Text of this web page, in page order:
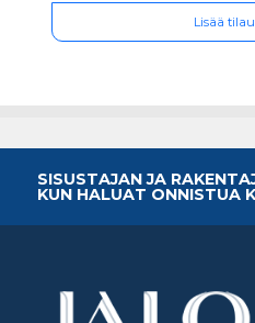
Lisää
SISUSTAJAN JA
KUN HALUAT ONNISTUA